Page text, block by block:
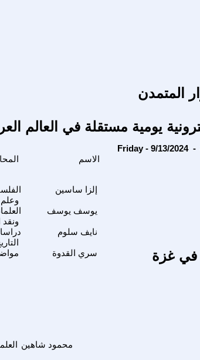
المتمدن
يومية مستقلة في العالم
الاسم
وعلم
إلزا ساسين
ونقد
يوسف يوسف
نايف سلوم
سري القدوة في غزة
محمود شاهين